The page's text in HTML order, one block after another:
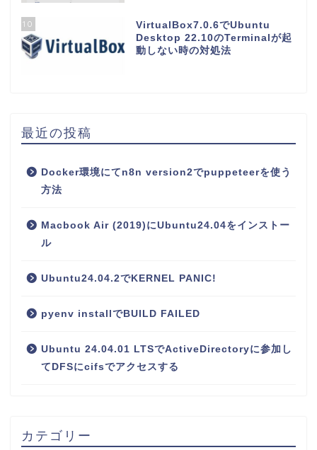
10
VirtualBox7.0.6でUbuntu
Desktop 22.10のTerminalが起
動しない時の対処法
最近の投稿
Docker環境にてn8n version2でpuppeteerを使う
方法
Macbook Air (2019)にUbuntu24.04をインストー
ル
Ubuntu24.04.2でKERNEL PANIC!
pyenv installでBUILD FAILED
Ubuntu 24.04.01 LTSでActiveDirectoryに参加し
てDFSにcifsでアクセスする
カテゴリー